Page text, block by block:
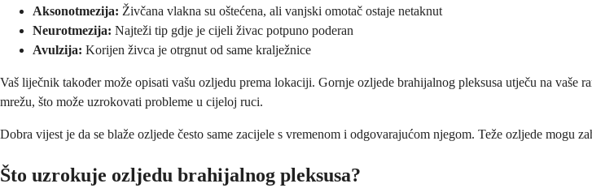
Aksonotmezija: Živčana vlakna su oštećena, ali vanjski omotač ostaje netaknut
Neurotmezija: Najteži tip gdje je cijeli živac potpuno poderan
Avulzija: Korijen živca je otrgnut od same kralježnice
Vaš liječnik također može opisati vašu ozljedu prema lokaciji. Gornje ozljede brahijalnog pleksusa utječu na
mrežu, što može uzrokovati probleme u cijeloj ruci.
Dobra vijest je da se blaže ozljede često same zacijele s vremenom i odgovarajućom njegom. Teže ozljede
Što uzrokuje ozljedu brahijalnog pleksusa?